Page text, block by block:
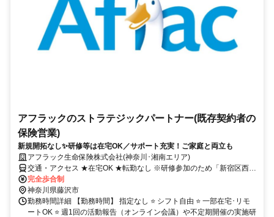
アフラックのストラテジックパートナー(既存契約者の
保険営業)
新規開拓なし✨研修等は在宅OK／サポート充実！ご家庭と両立も
アフラック生命保険株式会社(神奈川･湘南エリア)
交通・アクセス ★在宅OK ★転勤なし ※研修参加のため「新宿区西新
宿」への出社あり
完全歩合制
神奈川県藤沢市
勤務時間詳細 【勤務時間】 指定なし ⭐ シフト自由 ⭐ 一部在宅･リモ
ートOK ⭐ 週1回の活動報告（オンライン会議）や不定期開催の実施研